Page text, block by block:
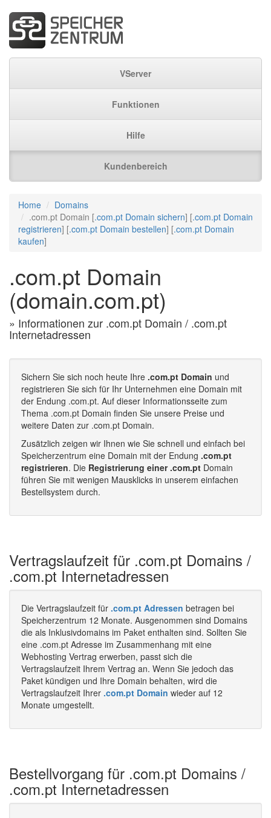
VServer
Funktionen
Hilfe
Kundenbereich
Home
Domains
.com.pt Domain [.com.pt Domain sichern] [.com.pt Domain
registrieren] [.com.pt Domain bestellen] [.com.pt Domain
kaufen]
.com.pt Domain
(domain.com.pt)
» Informationen zur .com.pt Domain / .com.pt
Internetadressen
Sichern Sie sich noch heute Ihre .com.pt Domain und
registrieren Sie sich für Ihr Unternehmen eine Domain mit
der Endung .com.pt. Auf dieser Informationsseite zum
Thema .com.pt Domain finden Sie unsere Preise und
weitere Daten zur .com.pt Domain.
Zusätzlich zeigen wir Ihnen wie Sie schnell und einfach bei
Speicherzentrum eine Domain mit der Endung .com.pt
registrieren. Die Registrierung einer .com.pt Domain
führen Sie mit wenigen Mausklicks in unserem einfachen
Bestellsystem durch.
Vertragslaufzeit für .com.pt Domains /
.com.pt Internetadressen
Die Vertragslaufzeit für .com.pt Adressen betragen bei
Speicherzentrum 12 Monate. Ausgenommen sind Domains
die als Inklusivdomains im Paket enthalten sind. Sollten Sie
eine .com.pt Adresse im Zusammenhang mit eine
Webhosting Vertrag erwerben, passt sich die
Vertragslaufzeit Ihrem Vertrag an. Wenn Sie jedoch das
Paket kündigen und Ihre Domain behalten, wird die
Vertragslaufzeit Ihrer .com.pt Domain wieder auf 12
Monate umgestellt.
Bestellvorgang für .com.pt Domains /
.com.pt Internetadressen